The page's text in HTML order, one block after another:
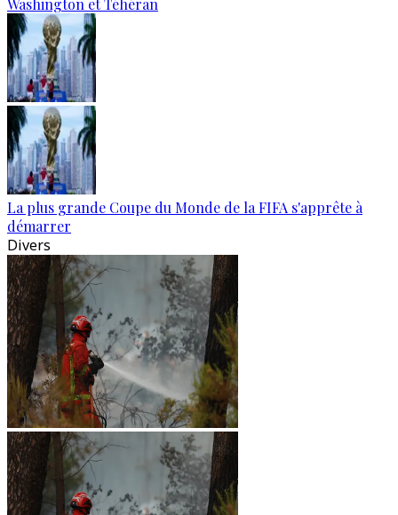
Washington et Téhéran
La plus grande Coupe du Monde de la FIFA s'apprête à
démarrer
Divers